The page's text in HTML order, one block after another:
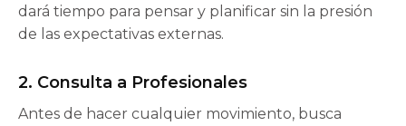
dará tiempo para pensar y planificar sin la presión
de las expectativas externas.
2. Consulta a Profesionales
Antes de hacer cualquier movimiento, busca